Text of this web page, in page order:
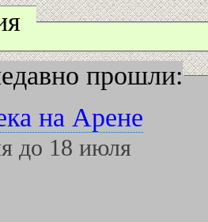
прошли:
на Арене
до 18 июля